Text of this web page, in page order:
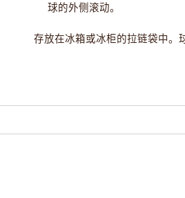
球的外侧滚动。
存放在冰箱或冰柜的拉链袋中。